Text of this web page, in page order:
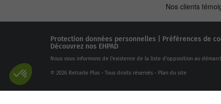
Protection données personnelles Préférences de
Découvrez nos EHPAD
Nous vous informons de l'existence de la liste d'opposition au
© 2026 Retraite Plus - Tous droits réservés - Plan du site